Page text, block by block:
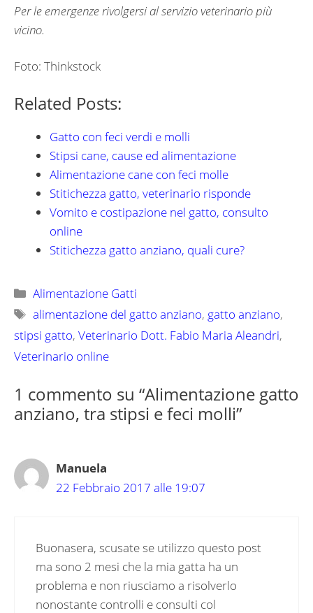
Per le emergenze rivolgersi al servizio veterinario più
vicino.
Foto: Thinkstock
Related Posts:
Gatto con feci verdi e molli
Stipsi cane, cause ed alimentazione
Alimentazione cane con feci molle
Stitichezza gatto, veterinario risponde
Vomito e costipazione nel gatto, consulto
online
Stitichezza gatto anziano, quali cure?
Categorie
Alimentazione Gatti
Tag
alimentazione del gatto anziano, gatto anziano,
stipsi gatto, Veterinario Dott. Fabio Maria Aleandri,
Veterinario online
1 commento su “Alimentazione gatto
anziano, tra stipsi e feci molli”
Manuela
22 Febbraio 2017 alle 19:07
Buonasera, scusate se utilizzo questo post
ma sono 2 mesi che la mia gatta ha un
problema e non riusciamo a risolverlo
nonostante controlli e consulti col